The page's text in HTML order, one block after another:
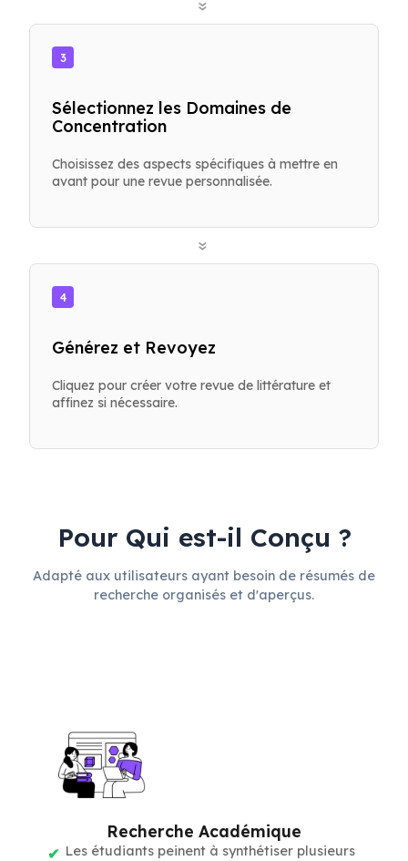
»
3
Sélectionnez les Domaines de
Concentration
Choisissez des aspects spécifiques à mettre en
avant pour une revue personnalisée.
»
4
Générez et Revoyez
Cliquez pour créer votre revue de littérature et
affinez si nécessaire.
Pour Qui est-il Conçu ?
Adapté aux utilisateurs ayant besoin de résumés de
recherche organisés et d'aperçus.
Recherche Académique
Les étudiants peinent à synthétiser plusieurs